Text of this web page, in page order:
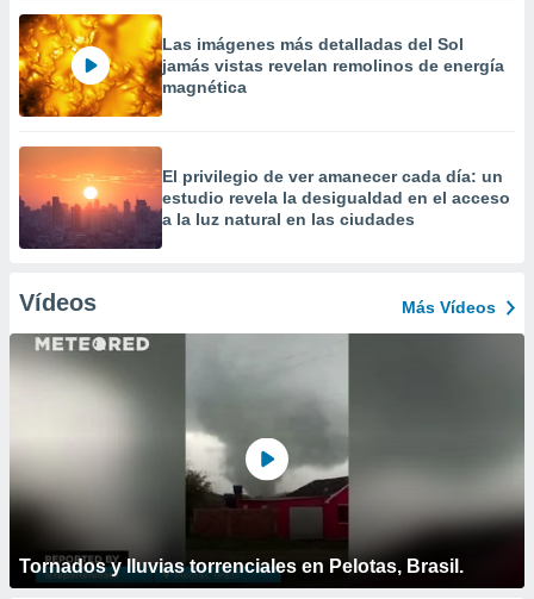
Las imágenes más detalladas del Sol
jamás vistas revelan remolinos de energía
magnética
El privilegio de ver amanecer cada día: un
estudio revela la desigualdad en el acceso
a la luz natural en las ciudades
Vídeos Más Vídeos
Tornados y lluvias torrenciales en Pelotas, Brasil.